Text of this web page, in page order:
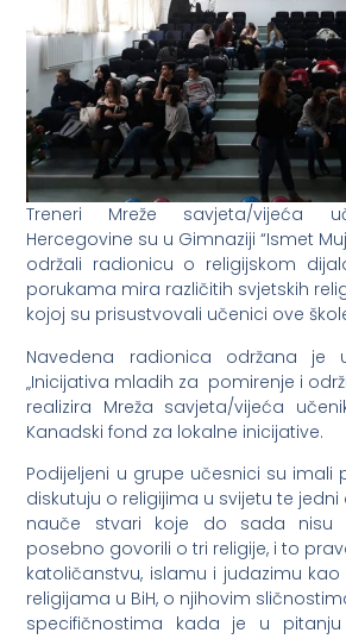
Treneri Mreže savjeta/vijeća
Hercegovine su u Gimnaziji “Ismet
održali radionicu o religijskom
porukama mira različitih svjetskih
kojoj su prisustvovali učenici ove
Navedena radionica održana je
„Inicijativa mladih za pomirenje i
realizira Mreža savjeta/vijeća
Kanadski fond za lokalne inicijative.
Podijeljeni u grupe učesnici su imali
diskutuju o religijima u svijetu te
nauče stvari koje do sada nisu
posebno govorili o tri religije, i to
katoličanstvu, islamu i judazimu
religijama u BiH, o njihovim
specifičnostima kada je u pitanju